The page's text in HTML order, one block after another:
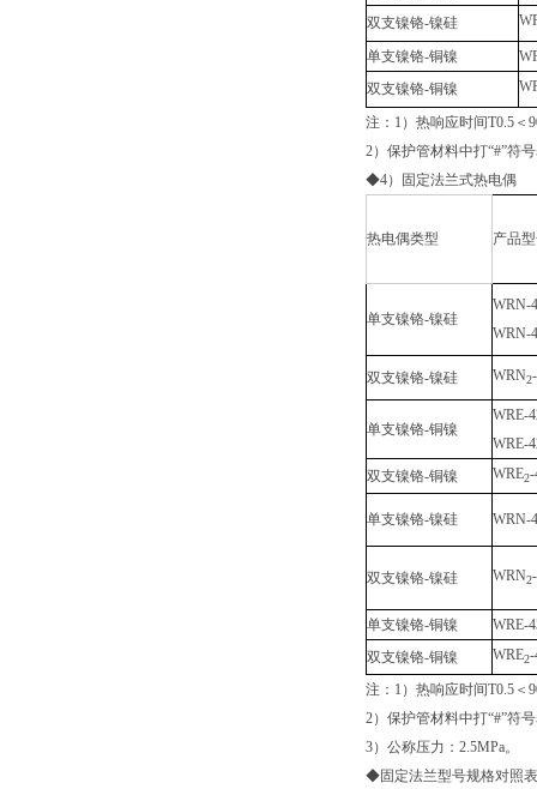
双支镍铬-镍硅
单支镍铬-铜镍
双支镍铬-铜镍
注：1）热响应时间T0.5＜
2）保护管材料中打“#”符
◆4）固定法兰式热电偶
热电偶类型 产品
单支镍铬-镍硅
WRN-
WRN-
双支镍铬-镍硅 WRN2
单支镍铬-铜镍
WRE-
WRE-
双支镍铬-铜镍
WRE2-
单支镍铬-镍硅 WRN-
双支镍铬-镍硅 WRN2
单支镍铬-铜镍
WRE-
双支镍铬-铜镍
WRE2-
注：1）热响应时间T0.5＜
2）保护管材料中打“#”符
3）公称压力：2.5MPa。
◆固定法兰型号规格对照表